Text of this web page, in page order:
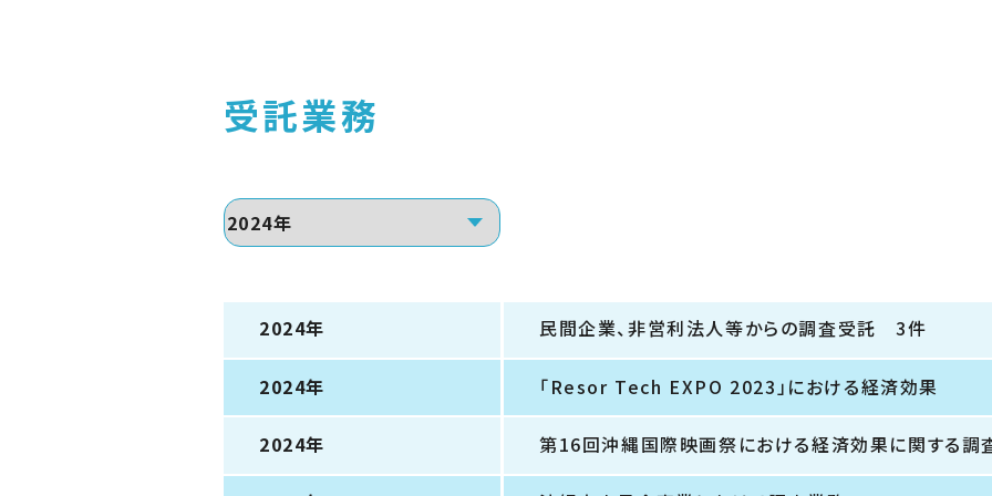
受託業務
2024年 民間企業、非営利法人等からの調査受託 3件
2024年 「Resor Tech EXPO 2023」における経済効果
2024年 第16回沖縄国際映画祭における経済効果に関する調